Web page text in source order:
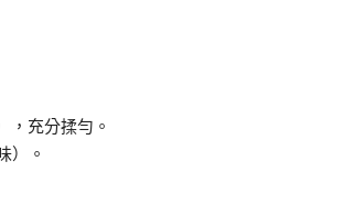
，充分揉勻。
）。